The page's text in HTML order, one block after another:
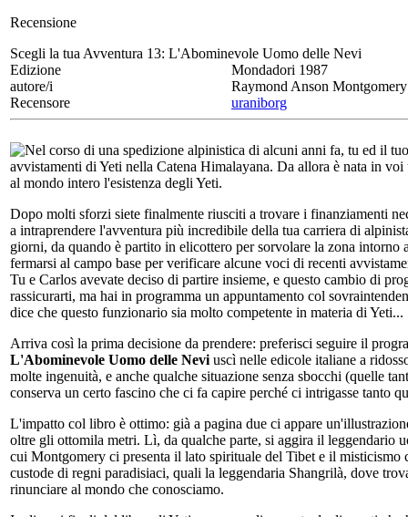
Recensione
Scegli la tua Avventura 13: L'Abominevole Uomo delle Nevi
Edizione
Mondadori 1987
autore/i
Raymond Anson Montgomery
Recensore
uraniborg
Nel corso di una spedizione alpinistica di alcuni anni fa, tu ed il
avvistamenti di Yeti nella Catena Himalayana. Da allora è nata in
al mondo intero l'esistenza degli Yeti.
Dopo molti sforzi siete finalmente riusciti a trovare i finanziamenti
a intraprendere l'avventura più incredibile della tua carriera di
giorni, da quando è partito in elicottero per sorvolare la zona
fermarsi al campo base per verificare alcune voci di recenti
Tu e Carlos avevate deciso di partire insieme, e questo cambio di
rassicurarti, ma hai in programma un appuntamento col
dice che questo funzionario sia molto competente in materia di Yeti...
Arriva così la prima decisione da prendere: preferisci seguire il
L'Abominevole Uomo delle Nevi uscì nelle edicole italiane a
molte ingenuità, e anche qualche situazione senza sbocchi (quelle
conserva un certo fascino che ci fa capire perché ci intrigasse tanto
L'impatto col libro è ottimo: già a pagina due ci appare
oltre gli ottomila metri. Lì, da qualche parte, si aggira il
cui Montgomery ci presenta il lato spirituale del Tibet e il
custode di regni paradisiaci, quali la leggendaria Shangrilà, dove
rinunciare al mondo che conosciamo.